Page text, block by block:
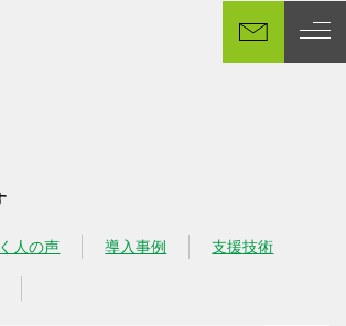
リー
人の声
カテゴリー
導入事例
カテゴリー
支援技術